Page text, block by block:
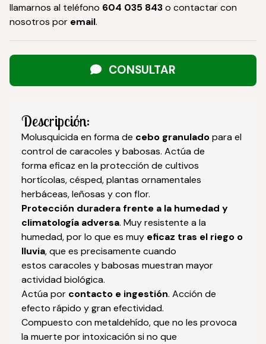
llamarnos al teléfono 604 035 843o contactar con
nosotros por email.
CONSULTAR
Descripción:
Molusquicida en forma de cebo granuladopara el
control de caracoles y babosas. Actúa de
forma eficaz en la protección de cultivos
hortícolas, césped, plantas ornamentales
herbáceas, leñosas y con flor.
Protección duradera frente a la humedad y
climatología adversa. Muy resistente a la
humedad, por lo que es muy eficaz tras el riego o
lluvia, que es precisamente cuando
estos caracoles y babosas muestran mayor
actividad biológica.
Actúa por contacto e ingestión. Acción de
efecto rápido y gran efectividad.
Compuesto con metaldehído, que no les provoca
la muerte por intoxicación si no que